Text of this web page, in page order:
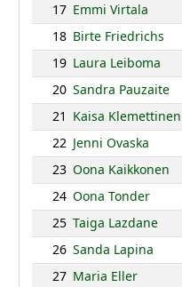
17 Emmi Virtala
18 Birte Friedrichs
19 Laura Leiboma
20 Sandra Pauzaite
21 Kaisa Klemettinen
22 Jenni Ovaska
23 Oona Kaikkonen
24 Oona Tonder
25 Taiga Lazdane
26 Sanda Lapina
27 Maria Eller